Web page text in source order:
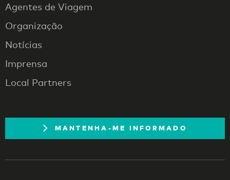
Agentes de Viagem
Organização
Notícias
Imprensa
Local Partners
MANTENHA-ME INFORMADO